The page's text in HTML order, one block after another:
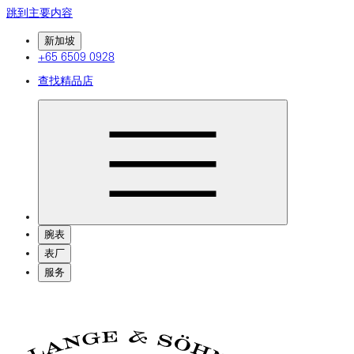
跳到主要内容
新加坡
+65 6509 0928
查找精品店
腕表
表厂
服务